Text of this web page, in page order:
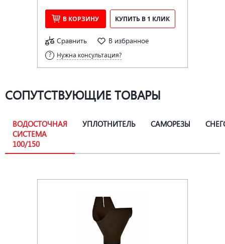
В КОРЗИНУ КУПИТЬ В 1 КЛИК
Сравнить В избранное
Нужна консультация?
СОПУТСТВУЮЩИЕ ТОВАРЫ
ВОДОСТОЧНАЯ
СИСТЕМА
100/150
УПЛОТНИТЕЛЬ САМОРЕЗЫ